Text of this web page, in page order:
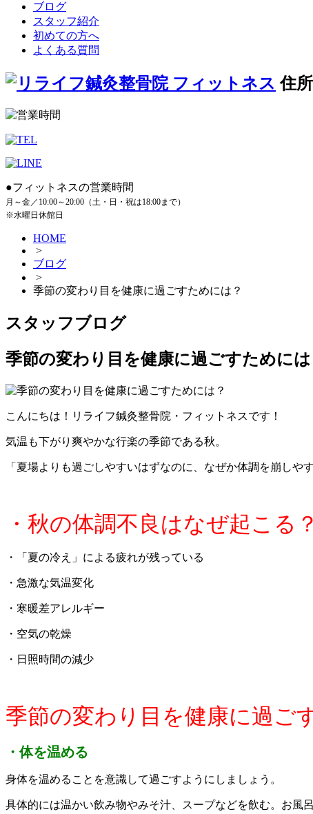
ブログ
スタッフ紹介
初めての方へ
よくある質問
住
●フィットネスの営業時間
月～金／10:00～20:00（土・日・祝は18:00まで）
※水曜日休館日
HOME
>
ブログ
>
季節の変わり目を健康に過ごすためには？
スタッフブログ
季節の変わり目を健康に過ごすためには
こんにちは！リライフ鍼灸整骨院・フィットネスです！
気温も下がり爽やかな行楽の季節である秋。
「夏場よりも過ごしやすいはずなのに、なぜか体調を崩しや
・秋の体調不良はなぜ起こる？
・「夏の冷え」による疲れが残っている
・急激な気温変化
・寒暖差アレルギー
・空気の乾燥
・日照時間の減少
季節の変わり目を健康に過ご
・体を温める
身体を温めることを意識して過ごすようにしましょう。
具体的には温かい飲み物やみそ汁、スープなどを飲む。お風